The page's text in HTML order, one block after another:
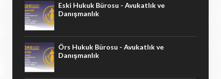
Eski Hukuk Bürosu - Avukatlık ve
Danışmanlık
Örs Hukuk Bürosu - Avukatlık ve
Danışmanlık